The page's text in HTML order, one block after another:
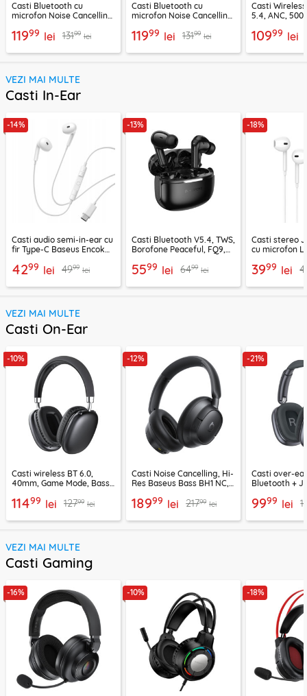
Casti Bluetooth cu
microfon Noise Cancelling
11999 lei 13199 lei
Casti Bluetooth cu
microfon Noise Cancelling
11999 lei 13199 lei
Casti
5.4, ANC,
10999 lei
VEZI MAI MULTE
Casti In-Ear
-14%
Casti audio semi-in-ear cu
fir Type-C Baseus Encok
4299 lei 4999 lei
-13%
Casti Bluetooth V5.4, TWS,
Borofone Peaceful, FQ9,
5599 lei 6499 lei
-18%
Casti stereo
cu microfon
3999 lei
VEZI MAI MULTE
Casti On-Ear
-10%
Casti wireless BT 6.0,
40mm, Game Mode, Bass
11499 lei 12799 lei
-12%
Casti Noise Cancelling, Hi-
Res Baseus Bass BH1 NC,
18999 lei 21799 lei
-21%
Casti over-
Bluetooth +
9999 lei
VEZI MAI MULTE
Casti Gaming
-16% -10% -18%